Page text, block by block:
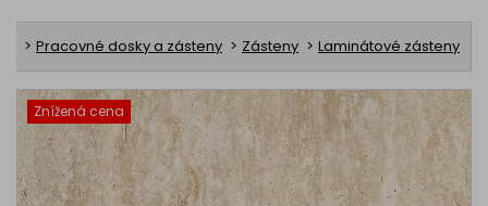
Pracovné dosky a zásteny Zásteny Laminátové zásteny
Znížená cena